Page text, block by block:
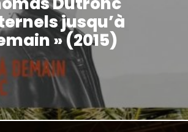
jusqu’à
» (2015)